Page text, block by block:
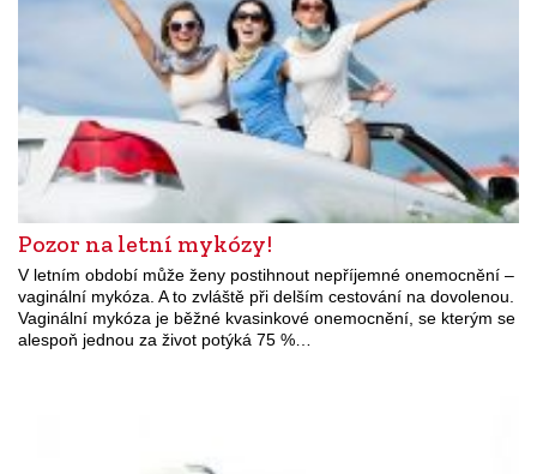
Pozor na letní mykózy!
V letním období může ženy postihnout nepříjemné onemocnění –
vaginální mykóza. A to zvláště při delším cestování na dovolenou.
Vaginální mykóza je běžné kvasinkové onemocnění, se kterým se
alespoň jednou za život potýká 75 %…